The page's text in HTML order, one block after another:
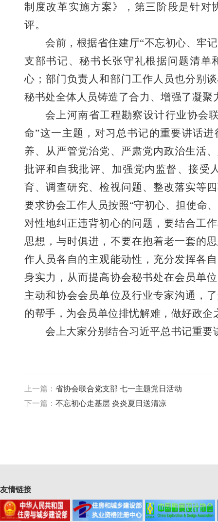
制度改革实施方案》，第三阶段是针
评。
会前，根据省住建厅“不忘初心、牢
支部书记、秘书长张守礼根据问题清
心；部门负责人和部门工作人员也分别
秘书处全体人员铸造了合力、增强了凝聚
会上河南省工程勘察设计行业协会
命”这一主题，对习总书记的重要讲话
养、从严管党治党、严肃党内政治生活
批评和自我批评、加强党内监督、接受
育、调查研究、检视问题、整改落实等
要求协会工作人员按照“守初心、担使命
对性地纠正违背初心的问题，要结合工
思想，与时俱进，不要在抱着老一套的
作人员各自的主观能动性，充分发挥各
身实力，从而提高协会秘书处在会员单
主动和协会会员单位及行业专家沟通，
的帮手，为会员单位排忧解难，做好政企
会上大家分别结合习近平总书记重
上一篇： 省协会联合党支部 七一主题党日活动
下一篇： 不忘初心走基层 炎炎夏日送清凉
友情链接